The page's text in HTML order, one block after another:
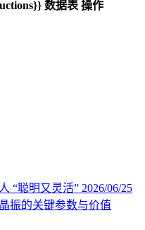
数据表 操作
“聪明又灵活” 2026/06/25
振的关键参数与价值